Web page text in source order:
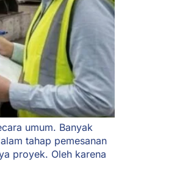
umum. Banyak
tahap pemesanan
proyek. Oleh karena